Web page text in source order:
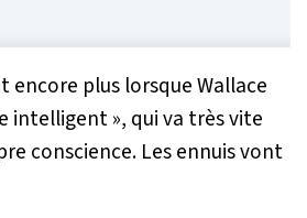
encore plus lorsque Wallace
intelligent », qui va très vite
conscience. Les ennuis vont